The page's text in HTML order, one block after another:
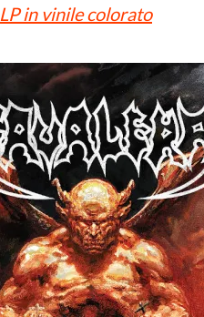
LP in vinile colorato